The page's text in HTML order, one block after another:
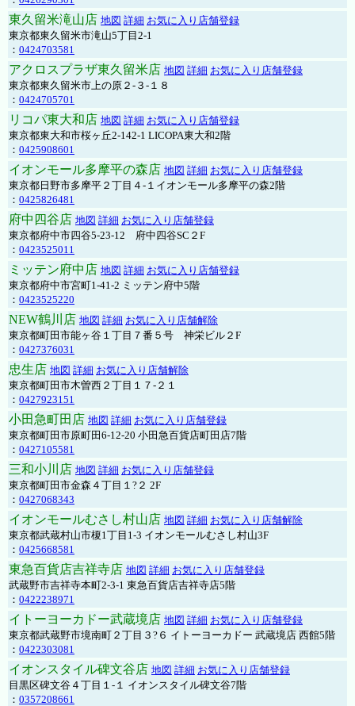
東久留米滝山店 地図 詳細 お気に入り店舗登録
東京都東久留米市滝山5丁目2-1
： 0424703581
アクロスプラザ東久留米店 地図 詳細 お気に入り店舗登録
東京都東久留米市上の原２-３-１８
： 0424705701
リコパ東大和店 地図 詳細 お気に入り店舗登録
東京都東大和市桜ヶ丘2-142-1 LICOPA東大和2階
： 0425908601
イオンモール多摩平の森店 地図 詳細 お気に入り店舗登録
東京都日野市多摩平２丁目４-１イオンモール多摩平の森2階
： 0425826481
府中四谷店 地図 詳細 お気に入り店舗登録
東京都府中市四谷5-23-12 府中四谷SC２F
： 0423525011
ミッテン府中店 地図 詳細 お気に入り店舗登録
東京都府中市宮町1-41-2 ミッテン府中5階
： 0423525220
NEW鶴川店 地図 詳細 お気に入り店舗解除
東京都町田市能ヶ谷１丁目７番５号 神栄ビル２F
： 0427376031
忠生店 地図 詳細 お気に入り店舗解除
東京都町田市木曽西２丁目１７-２１
： 0427923151
小田急町田店 地図 詳細 お気に入り店舗登録
東京都町田市原町田6-12-20 小田急百貨店町田店7階
： 0427105581
三和小川店 地図 詳細 お気に入り店舗登録
東京都町田市金森４丁目１?２ 2F
： 0427068343
イオンモールむさし村山店 地図 詳細 お気に入り店舗解除
東京都武蔵村山市榎1丁目1-3 イオンモールむさし村山3F
： 0425668581
東急百貨店吉祥寺店 地図 詳細 お気に入り店舗登録
武蔵野市吉祥寺本町2-3-1 東急百貨店吉祥寺店5階
： 0422238971
イトーヨーカドー武蔵境店 地図 詳細 お気に入り店舗登録
東京都武蔵野市境南町２丁目３?６ イトーヨーカドー 武蔵境店 西館5階
： 0422303081
イオンスタイル碑文谷店 地図 詳細 お気に入り店舗登録
目黒区碑文谷４丁目１-１ イオンスタイル碑文谷7階
： 0357208661